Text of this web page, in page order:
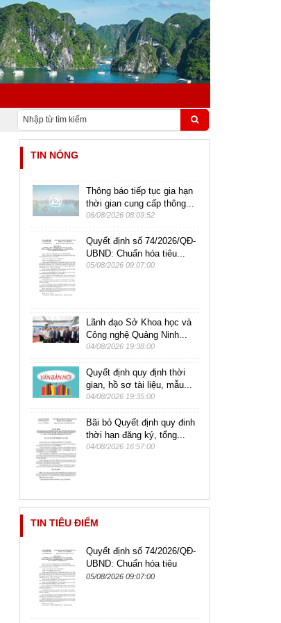
TIN NÓNG
Thông báo tiếp tục gia hạn
thời gian cung cấp thông...
06/08/2026 08:09:52
Quyết định số 74/2026/QĐ-
UBND: Chuẩn hóa tiêu...
05/08/2026 09:07:00
Lãnh đạo Sở Khoa học và
Công nghệ Quảng Ninh...
04/08/2026 19:38:00
Quyết định quy định thời
gian, hồ sơ tài liệu, mẫu...
04/08/2026 19:35:00
Bãi bỏ Quyết định quy đinh
thời hạn đăng ký, tổng...
04/08/2026 16:57:00
TIN TIÊU ĐIỂM
Quyết định số 74/2026/QĐ-
UBND: Chuẩn hóa tiêu
chuẩn chức danh công
05/08/2026 09:07:00